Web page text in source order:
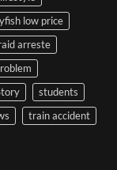
low price
arreste
students
train accident